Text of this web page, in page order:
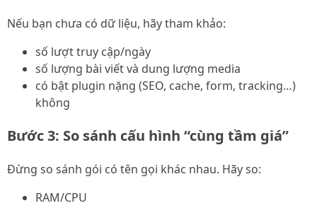
Nếu bạn chưa có dữ liệu, hãy tham khảo:
số lượt truy cập/ngày
số lượng bài viết và dung lượng media
có bật plugin nặng (SEO, cache, form, tracking…)
không
Bước 3: So sánh cấu hình “cùng tầm giá”
Đừng so sánh gói có tên gọi khác nhau. Hãy so:
RAM/CPU